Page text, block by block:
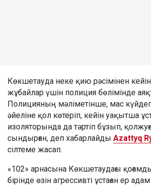
Көкшетауда неке қию рәсімінен
жұбайлар үшін полиция бөлімінде
Полицияның мәліметінше, мас
әйеліне қол көтеріп, кейін уақытша
изоляторында да тәртіп бұзып,
сындырған, деп хабарлайды Azattyq
сілтеме жасап.
«102» арнасына Көкшетаудағы
бірінде өзін агрессивті ұстаған ер